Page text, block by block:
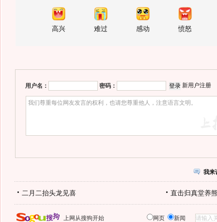
高兴 难过 感动 愤怒
用户名： 密码： 新用户注册
我来
二月二抬头龙见喜 直击归真堂养
上网从搜狗开始 网页 新闻